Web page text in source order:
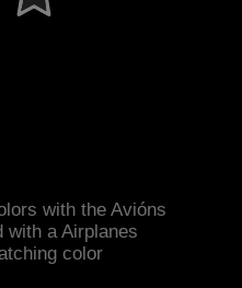
with the Avións
with a Airplanes
color